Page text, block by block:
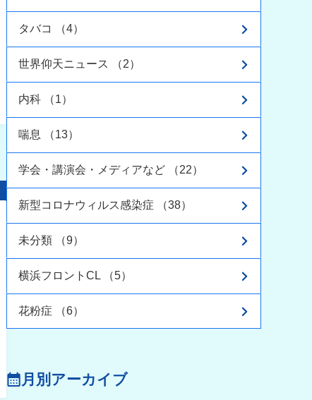
タバコ （4）
世界仰天ニュース （2）
内科 （1）
喘息 （13）
学会・講演会・メディアなど （22）
新型コロナウィルス感染症 （38）
未分類 （9）
横浜フロントCL （5）
花粉症 （6）
月別アーカイブ